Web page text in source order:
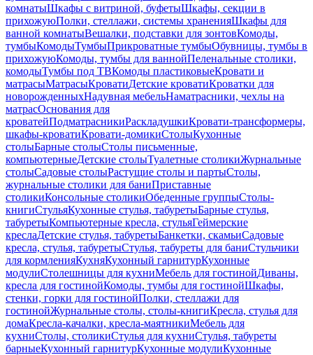
комнатыШкафы с витриной, буфетыШкафы, секции в
прихожуюПолки, стеллажи, системы храненияШкафы для
ванной комнатыВешалки, подставки для зонтовКомоды,
тумбыКомодыТумбыПрикроватные тумбыОбувницы, тумбы в
прихожуюКомоды, тумбы для ваннойПеленальные столики,
комодыТумбы под ТВКомоды пластиковыеКровати и
матрасыМатрасыКроватиДетские кроватиКроватки для
новорожденныхНадувная мебельНаматрасники, чехлы на
матрасОснования для
кроватейПодматрасникиРаскладушкиКровати-трансформеры,
шкафы-кроватиКровати-домикиСтолыКухонные
столыБарные столыСтолы письменные,
компьютерныеДетские столыТуалетные столикиЖурнальные
столыСадовые столыРастущие столы и партыСтолы,
журнальные столики для баниПриставные
столикиКонсольные столикиОбеденные группыСтолы-
книгиСтульяКухонные стулья, табуретыБарные стулья,
табуретыКомпьютерные кресла, стульяГеймерские
креслаДетские стулья, табуретыБанкетки, скамьиСадовые
кресла, стулья, табуретыСтулья, табуреты для баниСтульчики
для кормленияКухняКухонный гарнитурКухонные
модулиСтолешницы для кухниМебель для гостинойДиваны,
кресла для гостинойКомоды, тумбы для гостинойШкафы,
стенки, горки для гостинойПолки, стеллажи для
гостинойЖурнальные столы, столы-книгиКресла, стулья для
домаКресла-качалки, кресла-маятникиМебель для
кухниСтолы, столикиСтулья для кухниСтулья, табуреты
барныеКухонный гарнитурКухонные модулиКухонные